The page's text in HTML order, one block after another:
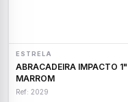
ESTRELA
ABRACADEIRA IMPACTO 1"
MARROM
Ref: 2029